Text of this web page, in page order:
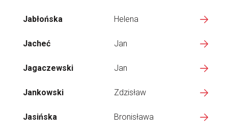
Jabłońska Helena
Jacheć Jan
Jagaczewski Jan
Jankowski Zdzisław
Jasińska Bronisława